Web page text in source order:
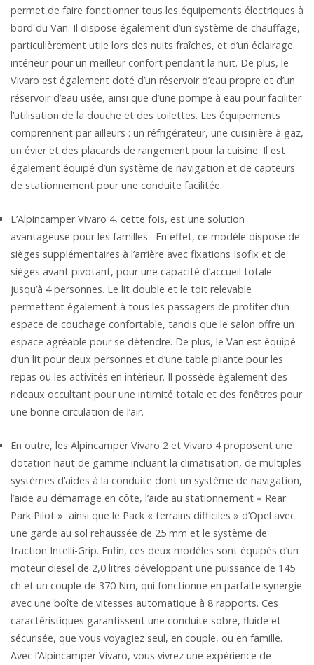
permet de faire fonctionner tous les équipements électriques à
bord du Van. Il dispose également d’un système de chauffage,
particulièrement utile lors des nuits fraîches, et d’un éclairage
intérieur pour un meilleur confort pendant la nuit. De plus, le
Vivaro est également doté d’un réservoir d’eau propre et d’un
réservoir d’eau usée, ainsi que d’une pompe à eau pour faciliter
l’utilisation de la douche et des toilettes. Les équipements
comprennent par ailleurs : un réfrigérateur, une cuisinière à gaz,
un évier et des placards de rangement pour la cuisine. Il est
également équipé d’un système de navigation et de capteurs
de stationnement pour une conduite facilitée.
L’Alpincamper Vivaro 4, cette fois, est une solution
avantageuse pour les familles. En effet, ce modèle dispose de
sièges supplémentaires à l’arrière avec fixations Isofix et de
sièges avant pivotant, pour une capacité d’accueil totale
jusqu’à 4 personnes. Le lit double et le toit relevable
permettent également à tous les passagers de profiter d’un
espace de couchage confortable, tandis que le salon offre un
espace agréable pour se détendre. De plus, le Van est équipé
d’un lit pour deux personnes et d’une table pliante pour les
repas ou les activités en intérieur. Il possède également des
rideaux occultant pour une intimité totale et des fenêtres pour
une bonne circulation de l’air.
En outre, les Alpincamper Vivaro 2 et Vivaro 4 proposent une
dotation haut de gamme incluant la climatisation, de multiples
systèmes d’aides à la conduite dont un système de navigation,
l’aide au démarrage en côte, l’aide au stationnement « Rear
Park Pilot » ainsi que le Pack « terrains difficiles » d’Opel avec
une garde au sol rehaussée de 25 mm et le système de
traction Intelli-Grip. Enfin, ces deux modèles sont équipés d’un
moteur diesel de 2,0 litres développant une puissance de 145
ch et un couple de 370 Nm, qui fonctionne en parfaite synergie
avec une boîte de vitesses automatique à 8 rapports. Ces
caractéristiques garantissent une conduite sobre, fluide et
sécurisée, que vous voyagiez seul, en couple, ou en famille.
Avec l’Alpincamper Vivaro, vous vivrez une expérience de